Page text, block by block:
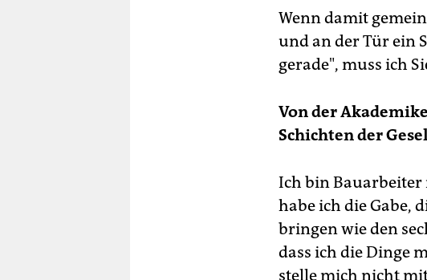
Wenn damit
und an der Tür ein
gerade", muss ich
Von der
Schichten der
Ich bin Bauarbeiter
habe ich die Gabe,
bringen wie den
dass ich die Dinge
stelle mich nicht